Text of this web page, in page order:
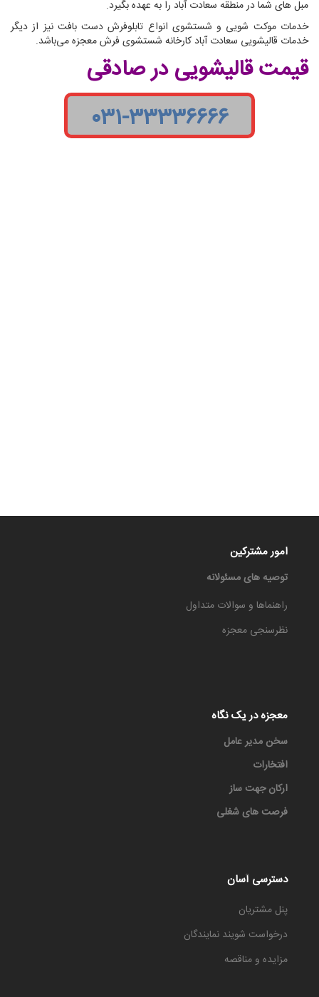
مبل های شما در منطقه سعادت آباد را به عهده بگیرد.
خدمات موکت شویی و شستشوی انواع تابلوفرش دست بافت نیز از دیگر
خدمات قالیشویی سعادت آباد کارخانه شستشوی فرش معجزه می‌باشد.
قیمت قالیشویی در صادقی
۰۳۱-۳۳۳۳۶۶۶۶
امور مشترکین
توصیه های مسئولانه
راهنماها و سوالات متداول
نظرسنجی معجزه
معجزه در یک نگاه
سخن مدیر عامل
افتخارات
ارکان جهت ساز
فرصت های شغلی
دسترسی آسان
پنل مشتریان
درخواست شویند نمایندگان
مزایده و مناقصه